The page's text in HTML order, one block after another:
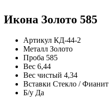
Икона Золото 585
Артикул КД-44-2
Металл Золото
Проба 585
Вес 6,44
Вес чистый 4,34
Вставки Стекло / Фианит
Б/у Да